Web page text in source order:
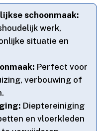
schoonmaak:
werk,
situatie en
Perfect voor
verbouwing of
Dieptereiniging
en vloerkleden